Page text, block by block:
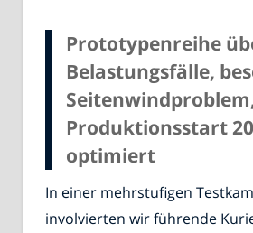
Prototypenreihe
Belastungsfälle,
Produktionsstart
optimiert
In einer mehrstufigen
involvierten wir führende